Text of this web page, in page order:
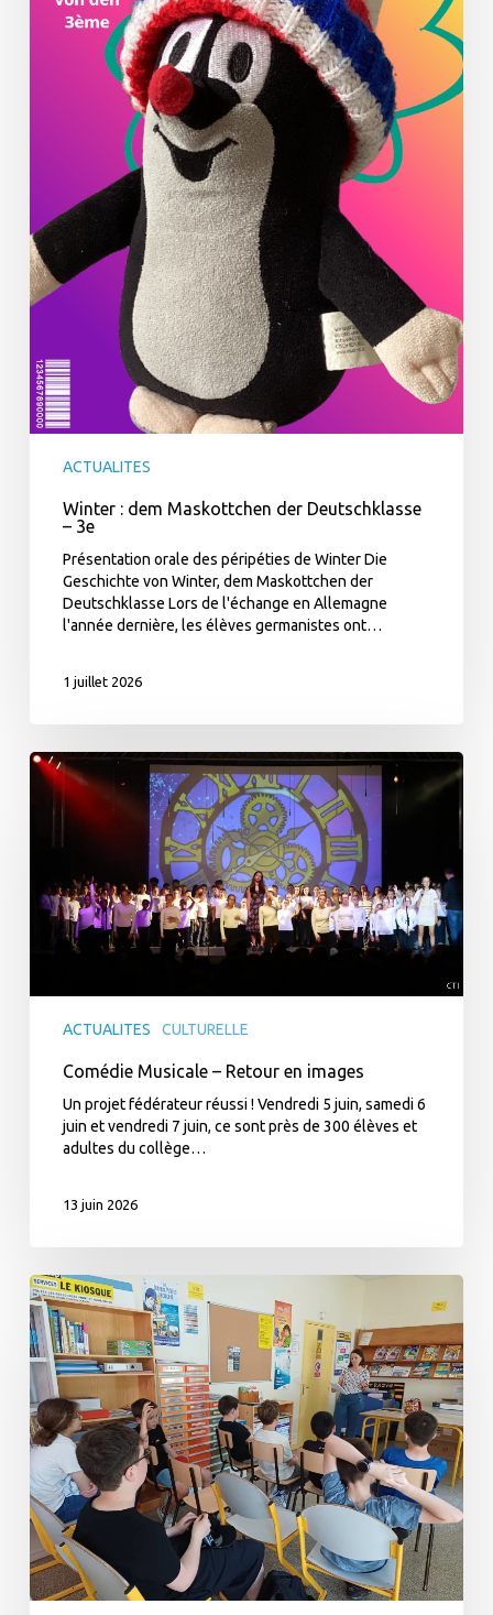
ACTUALITES
Winter : dem Maskottchen der Deutschklasse
– 3e
Présentation orale des péripéties de Winter Die
Geschichte von Winter, dem Maskottchen der
Deutschklasse Lors de l'échange en Allemagne
l'année dernière, les élèves germanistes ont…
1 juillet 2026
Comédie
Musicale
ACTUALITES CULTURELLE
Comédie Musicale – Retour en images
Un projet fédérateur réussi ! Vendredi 5 juin, samedi 6
juin et vendredi 7 juin, ce sont près de 300 élèves et
adultes du collège…
13 juin 2026
Midi
des
métiers
–
Parcours
avenir